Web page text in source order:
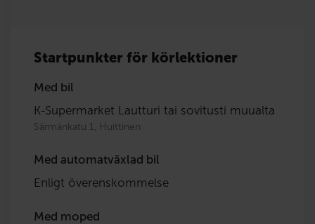
Startpunkter för körlektioner
Med bil
K-Supermarket Lautturi tai sovitusti muualta
Särmänkatu 1, Huittinen
Med automatväxlad bil
Enligt överenskommelse
Med moped